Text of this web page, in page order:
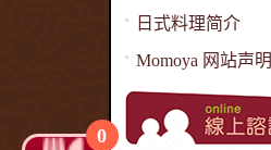
日式料理简介
Momoya 网站声明
0